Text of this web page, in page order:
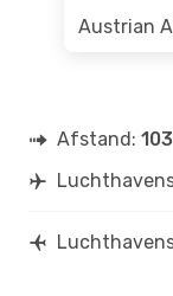
Afstand: